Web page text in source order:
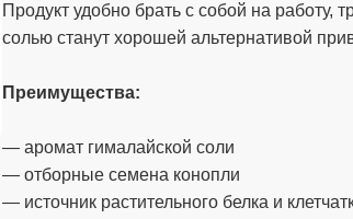
Продукт удобно брать с собой на работу,
солью станут хорошей альтернативой
Преимущества:
— аромат гималайской соли
— отборные семена конопли
— источник растительного белка и